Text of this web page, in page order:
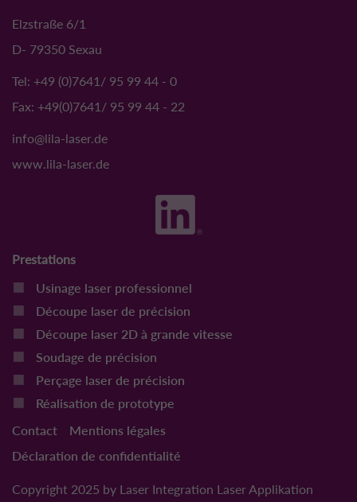
Elzstraße 6/1
D- 79350 Sexau
Tel: +49 (0)7641/ 95 99 44 - 0
Fax: +49(0)7641/ 95 99 44 - 22
info@lila-laser.de
www.lila-laser.de
Prestations
Usinage laser professionnel
Découpe laser de précision
Découpe laser 2D à grande vitesse
Soudage de précision
Perçage laser de précision
Réalisation de prototype
Copyright 2025 by Laser Integration Laser Applikation
Contact
Mentions légales
Déclaration de confidentialité